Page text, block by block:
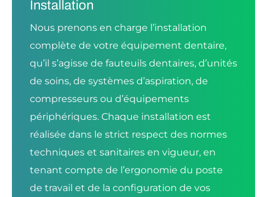
Installation
Nous prenons en charge l’installation
complète de votre équipement dentaire,
qu’il s’agisse de fauteuils dentaires, d’unités
de soins, de systèmes d’aspiration, de
compresseurs ou d’équipements
périphériques. Chaque installation est
réalisée dans le strict respect des normes
techniques et sanitaires en vigueur, en
tenant compte de l’ergonomie du poste
de travail et de la configuration de vos